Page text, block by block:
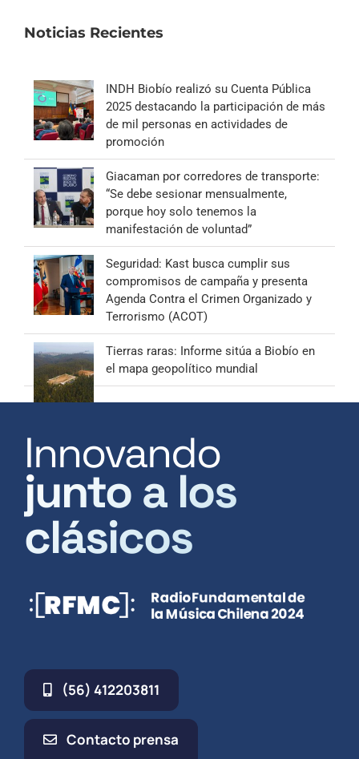
Noticias Recientes
INDH Biobío realizó su Cuenta Pública
2025 destacando la participación de más
de mil personas en actividades de
promoción
Giacaman por corredores de transporte:
“Se debe sesionar mensualmente,
porque hoy solo tenemos la
manifestación de voluntad”
Seguridad: Kast busca cumplir sus
compromisos de campaña y presenta
Agenda Contra el Crimen Organizado y
Terrorismo (ACOT)
Tierras raras: Informe sitúa a Biobío en
el mapa geopolítico mundial
Innovando
junto a los
clásicos
(56) 412203811
Contacto prensa